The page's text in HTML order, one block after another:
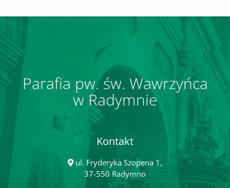
Parafia pw. św. Wawrzyńca
w Radymnie
Kontakt
ul. Fryderyka Szopena 1,
37-550 Radymno